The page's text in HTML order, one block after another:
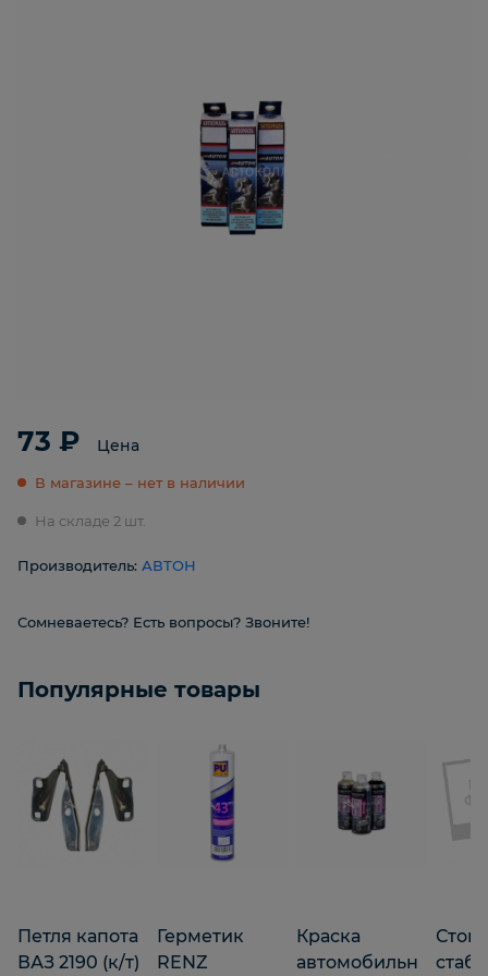
73 ₽ Цена
В магазине – нет в наличии
На складе 2 шт.
Производитель: АВТОН
Сомневаетесь? Есть вопросы? Звоните!
Популярные товары
Петля капота
ВАЗ 2190 (к/т)
Герметик
RENZ
Краска
автомобильн